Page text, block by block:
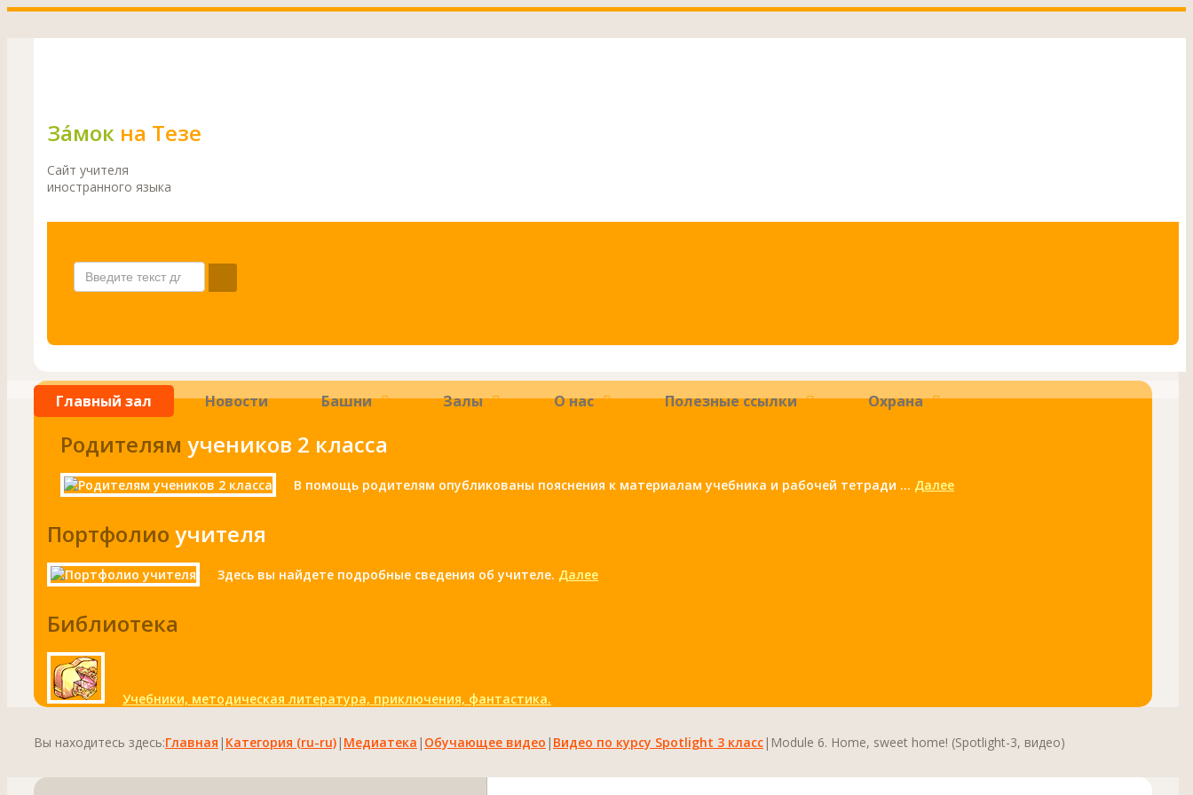
Зáмок на Тезе
Сайт учителя
иностранного языка
Главный зал Новости Башни Залы О нас Полезные ссылки Охрана
Родителям учеников 2 класса
В помощь родителям опубликованы пояснения к материалам учебника и рабочей тетради ... Далее
Портфолио учителя
Здесь вы найдете подробные сведения об учителе. Далее
Библиотека
Учебники, методическая литература, приключения, фантастика.
Вы находитесь здесь:Главная | Категория (ru-ru) | Медиатека | Обучающее видео | Видео по курсу Spotlight 3 класс | Module 6. Home, sweet home! (Spotlight-3, видео)